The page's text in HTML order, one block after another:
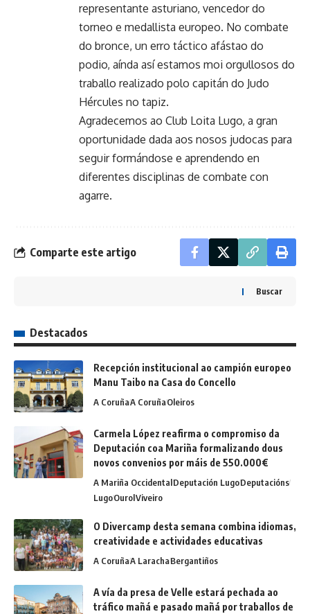
representante asturiano, vencedor do
torneo e medallista europeo. No combate
do bronce, un erro táctico afástao do
podio, aínda así estamos moi orgullosos do
traballo realizado polo capitán do Judo
Hércules no tapiz.
Agradecemos ao Club Loita Lugo, a gran
oportunidade dada aos nosos judocas para
seguir formándose e aprendendo en
diferentes disciplinas de combate con
agarre.
Comparte este artigo
Buscar
Destacados
Recepción institucional ao campión europeo
Manu Taibo na Casa do Concello
A CoruñaA CoruñaOleiros
Carmela López reafirma o compromiso da
Deputación coa Mariña formalizando dous
novos convenios por máis de 550.000€
A Mariña OccidentalDeputación LugoDeputacións
LugoOurolViveiro
O Divercamp desta semana combina idiomas,
creatividade e actividades educativas
A CoruñaA LarachaBergantiños
A vía da presa de Velle estará pechada ao
tráfico mañá e pasado mañá por traballos de